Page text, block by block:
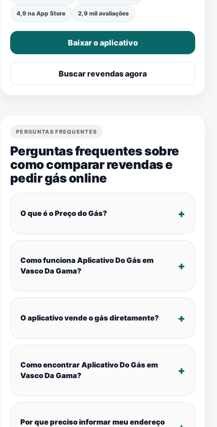
4,9 na App Store 2,9 mil avaliações
Baixar o aplicativo
Buscar revendas agora
PERGUNTAS FREQUENTES
Perguntas frequentes sobre
como comparar revendas e
pedir gás online
O que é o Preço do Gás?
Como funciona Aplicativo Do Gás em
Vasco Da Gama?
O aplicativo vende o gás diretamente?
Como encontrar Aplicativo Do Gás em
Vasco Da Gama?
Por que preciso informar meu endereço